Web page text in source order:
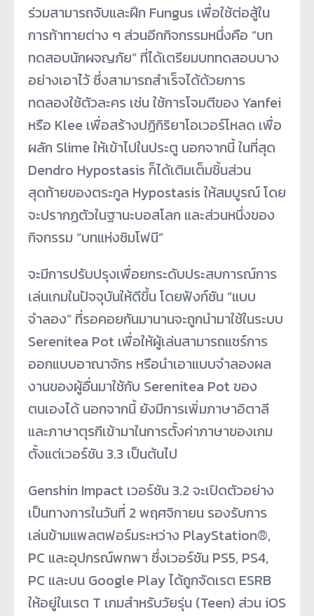
ร่วมสามารถจับและฝึก Fungus เพื่อใช้ต่อสู้ใน
การท้าทายต่าง ๆ ส่วนอีกกิจกรรมหนึ่งคือ “บท
ทดสอบนักผจญภัย” ที่ได้เตรียมบททดสอบบาง
อย่างเอาไว้ ซึ่งสามารถสำเร็จได้ด้วยการ
ทดลองใช้ตัวละคร เช่น ใช้การโจมตีของ Yanfei
หรือ Klee เพื่อสร้างปฏิกิริยาโอเวอร์โหลด เพื่อ
ผลัก Slime ให้เข้าไปในประตู นอกจากนี้ ในที่สุด
Dendro Hypostasis ก็ได้เติมเต็มชิ้นส่วน
สุดท้ายของตระกูล Hypostasis ให้สมบูรณ์ โดย
จะปรากฏตัวในฐานะบอสโลก และส่วนหนึ่งของ
กิจกรรม “บทแห่งซิมโฟนี”
จะมีการปรับปรุงเพื่อยกระดับประสบการณ์การ
เล่นเกมในปัจจุบันให้ดีขึ้น โดยฟังก์ชัน “แบบ
จำลอง” ที่รอคอยกันมานานจะถูกนำมาใช้ในระบบ
Serenitea Pot เพื่อให้ผู้เล่นสามารถแชร์การ
ออกแบบอาณาจักร หรือนำเอาแบบจำลองผล
งานของผู้อื่นมาใช้กับ Serenitea Pot ของ
ตนเองได้ นอกจากนี้ ยังมีการเพิ่มภาษาอิตาลี
และภาษาตุรกีเข้ามาในการตั้งค่าภาษาของเกม
ตั้งแต่เวอร์ชัน 3.3 เป็นต้นไป
Genshin Impact เวอร์ชัน 3.2 จะเปิดตัวอย่าง
เป็นทางการในวันที่ 2 พฤศจิกายน รองรับการ
เล่นข้ามแพลตฟอร์มระหว่าง PlayStation®,
PC และอุปกรณ์พกพา ซึ่งเวอร์ชัน PS5, PS4,
PC และบน Google Play ได้ถูกจัดเรต ESRB
ให้อยู่ในเรต T เกมสำหรับวัยรุ่น (Teen) ส่วน iOS